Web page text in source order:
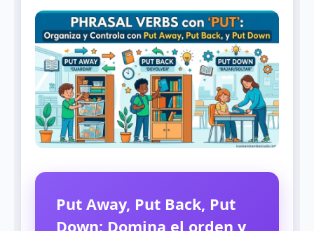
Put Away, Put Back, Put
Down: Domina el orden y